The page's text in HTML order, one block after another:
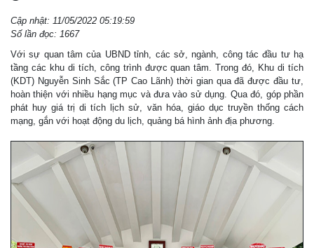
Cập nhật: 11/05/2022 05:19:59
Số lần đọc: 1667
Với sự quan tâm của UBND tỉnh, các sở, ngành, công tác đầu tư hạ
tầng các khu di tích, công trình được quan tâm. Trong đó, Khu di tích
(KDT) Nguyễn Sinh Sắc (TP Cao Lãnh) thời gian qua đã được đầu tư,
hoàn thiện với nhiều hạng mục và đưa vào sử dụng. Qua đó, góp phần
phát huy giá trị di tích lịch sử, văn hóa, giáo dục truyền thống cách
mạng, gắn với hoạt động du lịch, quảng bá hình ảnh địa phương.